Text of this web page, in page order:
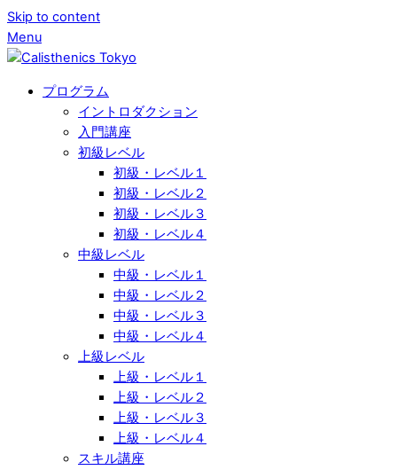
Skip to content
Menu
プログラム
イントロダクション
入門講座
初級レベル
初級・レベル１
初級・レベル２
初級・レベル３
初級・レベル４
中級レベル
中級・レベル１
中級・レベル２
中級・レベル３
中級・レベル４
上級レベル
上級・レベル１
上級・レベル２
上級・レベル３
上級・レベル４
スキル講座